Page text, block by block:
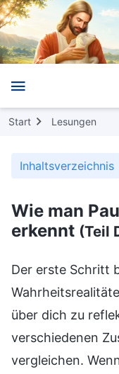
Start Lesungen
Inhaltsverzeichnis
Wie man
erkennt (Teil
Der erste Schritt
über dich zu
verschiedenen
vergleichen.